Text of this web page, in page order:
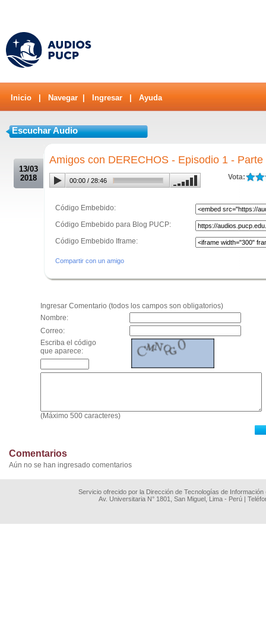
Inicio Navegar Ingresar Ayuda
Escuchar Audio
13/03
2018
Amigos con DERECHOS - Episodio 1 - Parte
Vota:
00:00 / 28:46
Código Embebido:
Código Embebido para Blog PUCP:
Código Embebido Iframe:
Compartir con un amigo
Ingresar Comentario (todos los campos son obligatorios)
Nombre:
Correo:
Escriba el código
que aparece:
(Máximo 500 caracteres)
Comentarios
Aún no se han ingresado comentarios
Servicio ofrecido por la Dirección de Tecnologías de
Av. Universitaria N° 1801, San Miguel, Lima - Perú |